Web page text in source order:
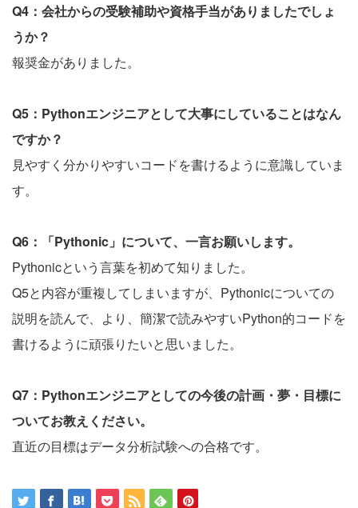
Q4：会社からの受験補助や資格手当がありましたでしょ
うか？
報奨金がありました。
Q5：Pythonエンジニアとして大事にしていることはなん
ですか？
見やすく分かりやすいコードを書けるように意識していま
す。
Q6：「Pythonic」について、一言お願いします。
Pythonicという言葉を初めて知りました。
Q5と内容が重複してしまいますが、Pythonicについての
説明を読んで、より、簡潔で読みやすいPython的コードを
書けるように頑張りたいと思いました。
Q7：Pythonエンジニアとしての今後の計画・夢・目標に
ついてお教えください。
直近の目標はデータ分析試験への合格です。